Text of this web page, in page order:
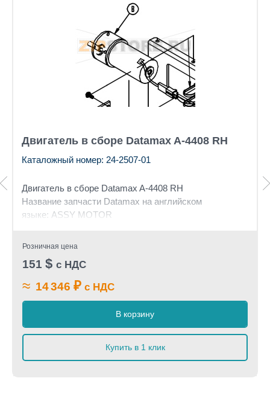
Двигатель в сборе Datamax A-4408 RH
Каталожный номер: 24-2507-01
Двигатель в сборе Datamax A-4408 RH
Название запчасти Datamax на английском
языке: ASSY MOTOR
Розничная цена
151 $ с НДС
≈ 14 346 ₽ с НДС
В корзину
Купить в 1 клик